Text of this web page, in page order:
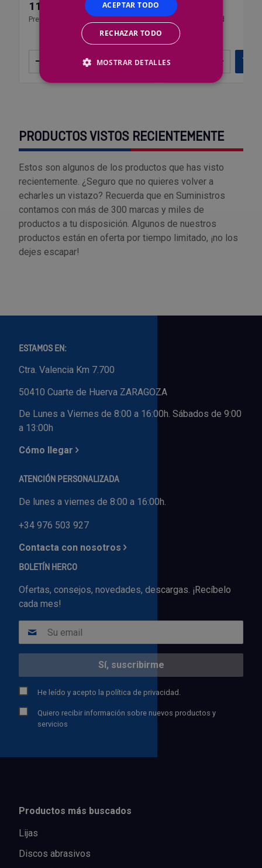
117,01 €
Precio por 1 ud
– Añadir
2,65 €
Precio por 1 ud
+
PRODUCTOS VISTOS RECIENTEMENTE
Estos son algunos de los productos que has visto
recientemente. ¿Seguro que no quieres volver a
echarles un vistazo? Recuerda que en Suministros
contamos con más de 300 marcas y miles de
productos a tu disposición. Algunos de nuestros
productos están en oferta por tiempo limitado, ¡no los
dejes escapar!
ESTAMOS EN:
Ctra. Valencia Km 7.700
50410 Cuarte de Huerva ZARAGOZA
De Lunes a Viernes de 8:00 a 16:00h. Sábados de 9:00
a 13:00h
Cómo llegar
ATENCIÓN PERSONALIZADA
De lunes a viernes de 8:00 a 16:00h.
+34 976 503 927
Contacta con nosotros
BOLETÍN HERCO
Ofertas, consejos, novedades, descargas. ¡Recíbelo
cada mes!
He leído y acepto la política de privacidad.
Quiero recibir información sobre nuevos productos y
servicios
Productos más buscados
Lijas
Discos abrasivos
ACEPTAR TODO
RECHAZAR TODO
MOSTRAR DETALLES